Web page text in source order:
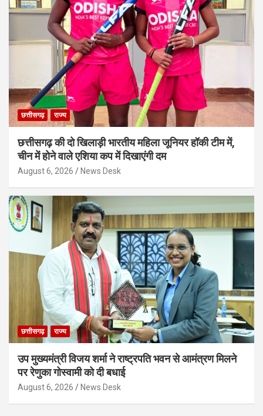
छत्तीसगढ़ राज्य
छत्तीसगढ़ की दो खिलाड़ी भारतीय महिला जूनियर हॉकी टीम में,
चीन में होने वाले एशिया कप में दिखाएंगी दम
August 6, 2026 News Desk
छत्तीसगढ़ राज्य
उप मुख्यमंत्री विजय शर्मा ने राष्ट्रपति भवन से आमंत्रण मिलने
पर रेणुका गोस्वामी को दी बधाई
August 6, 2026 News Desk